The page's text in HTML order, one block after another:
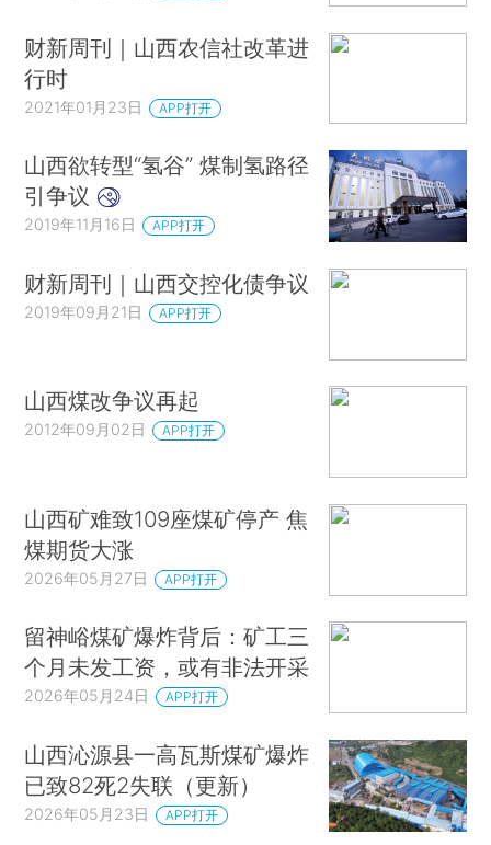
财新周刊｜山西农信社改革进
行时
2021年01月23日 APP打开
山西欲转型“氢谷” 煤制氢路径
引争议
2019年11月16日 APP打开
财新周刊｜山西交控化债争议
2019年09月21日 APP打开
山西煤改争议再起
2012年09月02日 APP打开
山西矿难致109座煤矿停产 焦
煤期货大涨
2026年05月27日 APP打开
留神峪煤矿爆炸背后：矿工三
个月未发工资，或有非法开采
2026年05月24日 APP打开
山西沁源县一高瓦斯煤矿爆炸
已致82死2失联（更新）
2026年05月23日 APP打开